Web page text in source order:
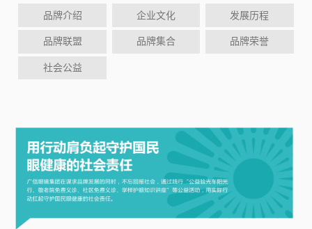
品牌介绍 企业文化 发展历程
品牌联盟 品牌集合 品牌荣誉
社会公益